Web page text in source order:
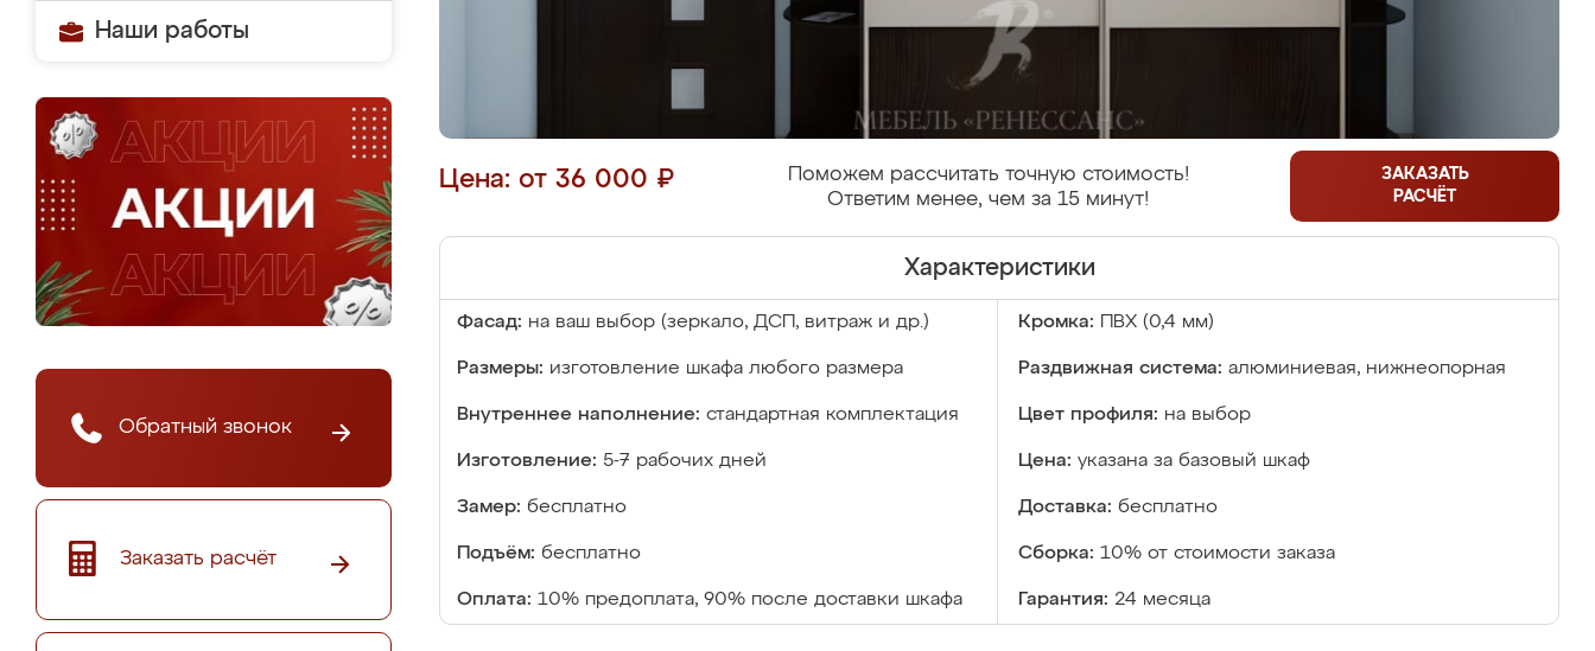
Наши работы
Обратный звонок
Заказать расчёт
Цена: от 36 000 ₽
Поможем рассчитать точную стоимость!
Ответим менее, чем за 15 минут!
ЗАКАЗАТЬ
РАСЧЁТ
Характеристики
Фасад: на ваш выбор (зеркало, ДСП, витраж и др.) Кромка: ПВХ (0,4 мм)
Размеры: изготовление шкафа любого размера Раздвижная система: алюминиевая, нижнеопорная
Внутреннее наполнение: стандартная комплектация Цвет профиля: на выбор
Изготовление: 5-7 рабочих дней Цена: указана за базовый шкаф
Замер: бесплатно Доставка: бесплатно
Подъём: бесплатно Сборка: 10% от стоимости заказа
Оплата: 10% предоплата, 90% после доставки шкафа Гарантия: 24 месяца